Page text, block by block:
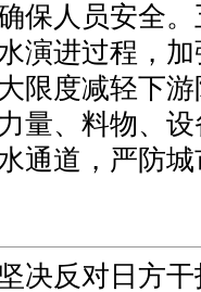
保人员安全
演进过程，
限度减轻下
量、料物、
通道，严防
决反对日方